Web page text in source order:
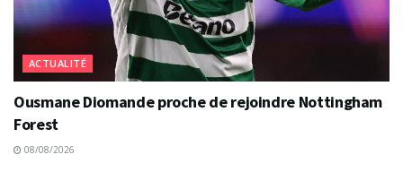
ACTUALITÉ
Ousmane Diomande proche de rejoindre Nottingham
Forest
08/08/2026